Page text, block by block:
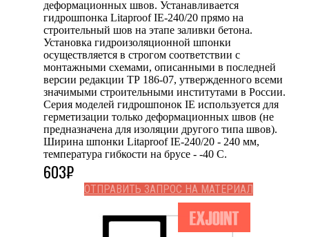
деформационных швов. Устанавливается
гидрошпонка Litaproof IE-240/20 прямо на
строительный шов на этапе заливки бетона.
Установка гидроизоляционной шпонки
осуществляется в строгом соответствии с
монтажными схемами, описанными в последней
версии редакции ТР 186-07, утвержденного всеми
значимыми строительными институтами в России.
Серия моделей гидрошпонок IE используется для
герметизации только деформационных швов (не
предназначена для изоляции другого типа швов).
Ширина шпонки Litaproof IE-240/20 - 240 мм,
температура гибкости на брусе - -40 С.
603₽
ОТПРАВИТЬ ЗАПРОС НА МАТЕРИАЛ